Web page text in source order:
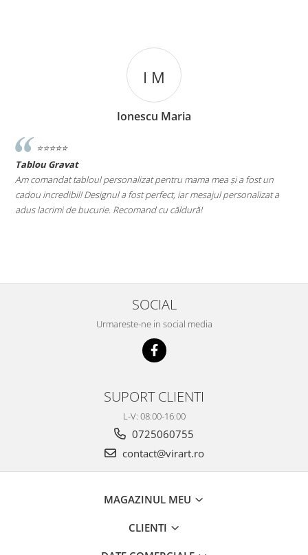
I M
Ionescu Maria
⭐️⭐️⭐️⭐️⭐️
Tablou Gravat
Am comandat tabloul personalizat pentru mama mea și a fost un
cadou incredibil! Designul a fost perfect, iar mesajul personalizat a
adus lacrimi de bucurie. Recomand cu căldură!
SOCIAL
Urmareste-ne in social media
SUPORT CLIENTI
L-V: 08:00-16:00
0725060755
contact@virart.ro
MAGAZINUL MEU
CLIENTI